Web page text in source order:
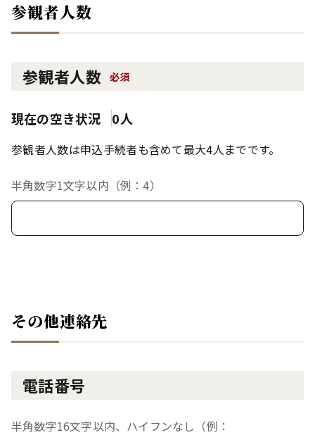
参観者人数
参観者人数 必須
現在の空き状況 0人
参観者人数は申込手続者も含めて最大4人までです。
半角数字1文字以内（例：4）
その他連絡先
電話番号
半角数字16文字以内、ハイフンなし（例：